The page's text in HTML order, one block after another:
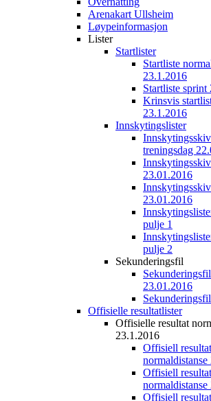
Arenakart Ullsheim
Løypeinformasjon
Lister
Startlister
Startliste
23.1.2016
Startliste sprint
Krinsvis
23.1.2016
Innskytingslister
treningsdag
23.01.2016
23.01.2016
pulje 1
pulje 2
Sekunderingsfil
23.01.2016
Offisielle resultatlister
Offisielle resultat
23.1.2016
Offisiell
Offisiell
Offisiell